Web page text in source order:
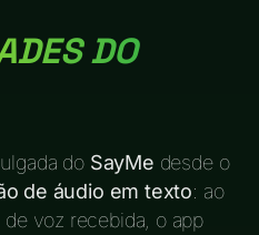
DO
do SayMe desde o
de áudio em texto: ao
voz recebida, o app